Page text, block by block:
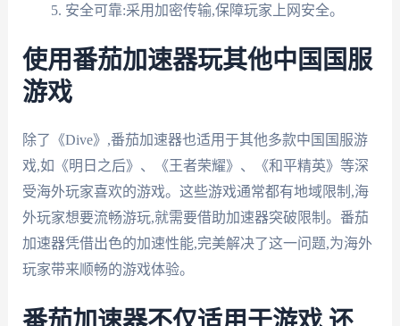
安全可靠:采用加密传输,保障玩家上网安全。
使用番茄加速器玩其他中国国服
游戏
除了《Dive》,番茄加速器也适用于其他多款中国国服游
戏,如《明日之后》、《王者荣耀》、《和平精英》等深
受海外玩家喜欢的游戏。这些游戏通常都有地域限制,海
外玩家想要流畅游玩,就需要借助加速器突破限制。番茄
加速器凭借出色的加速性能,完美解决了这一问题,为海外
玩家带来顺畅的游戏体验。